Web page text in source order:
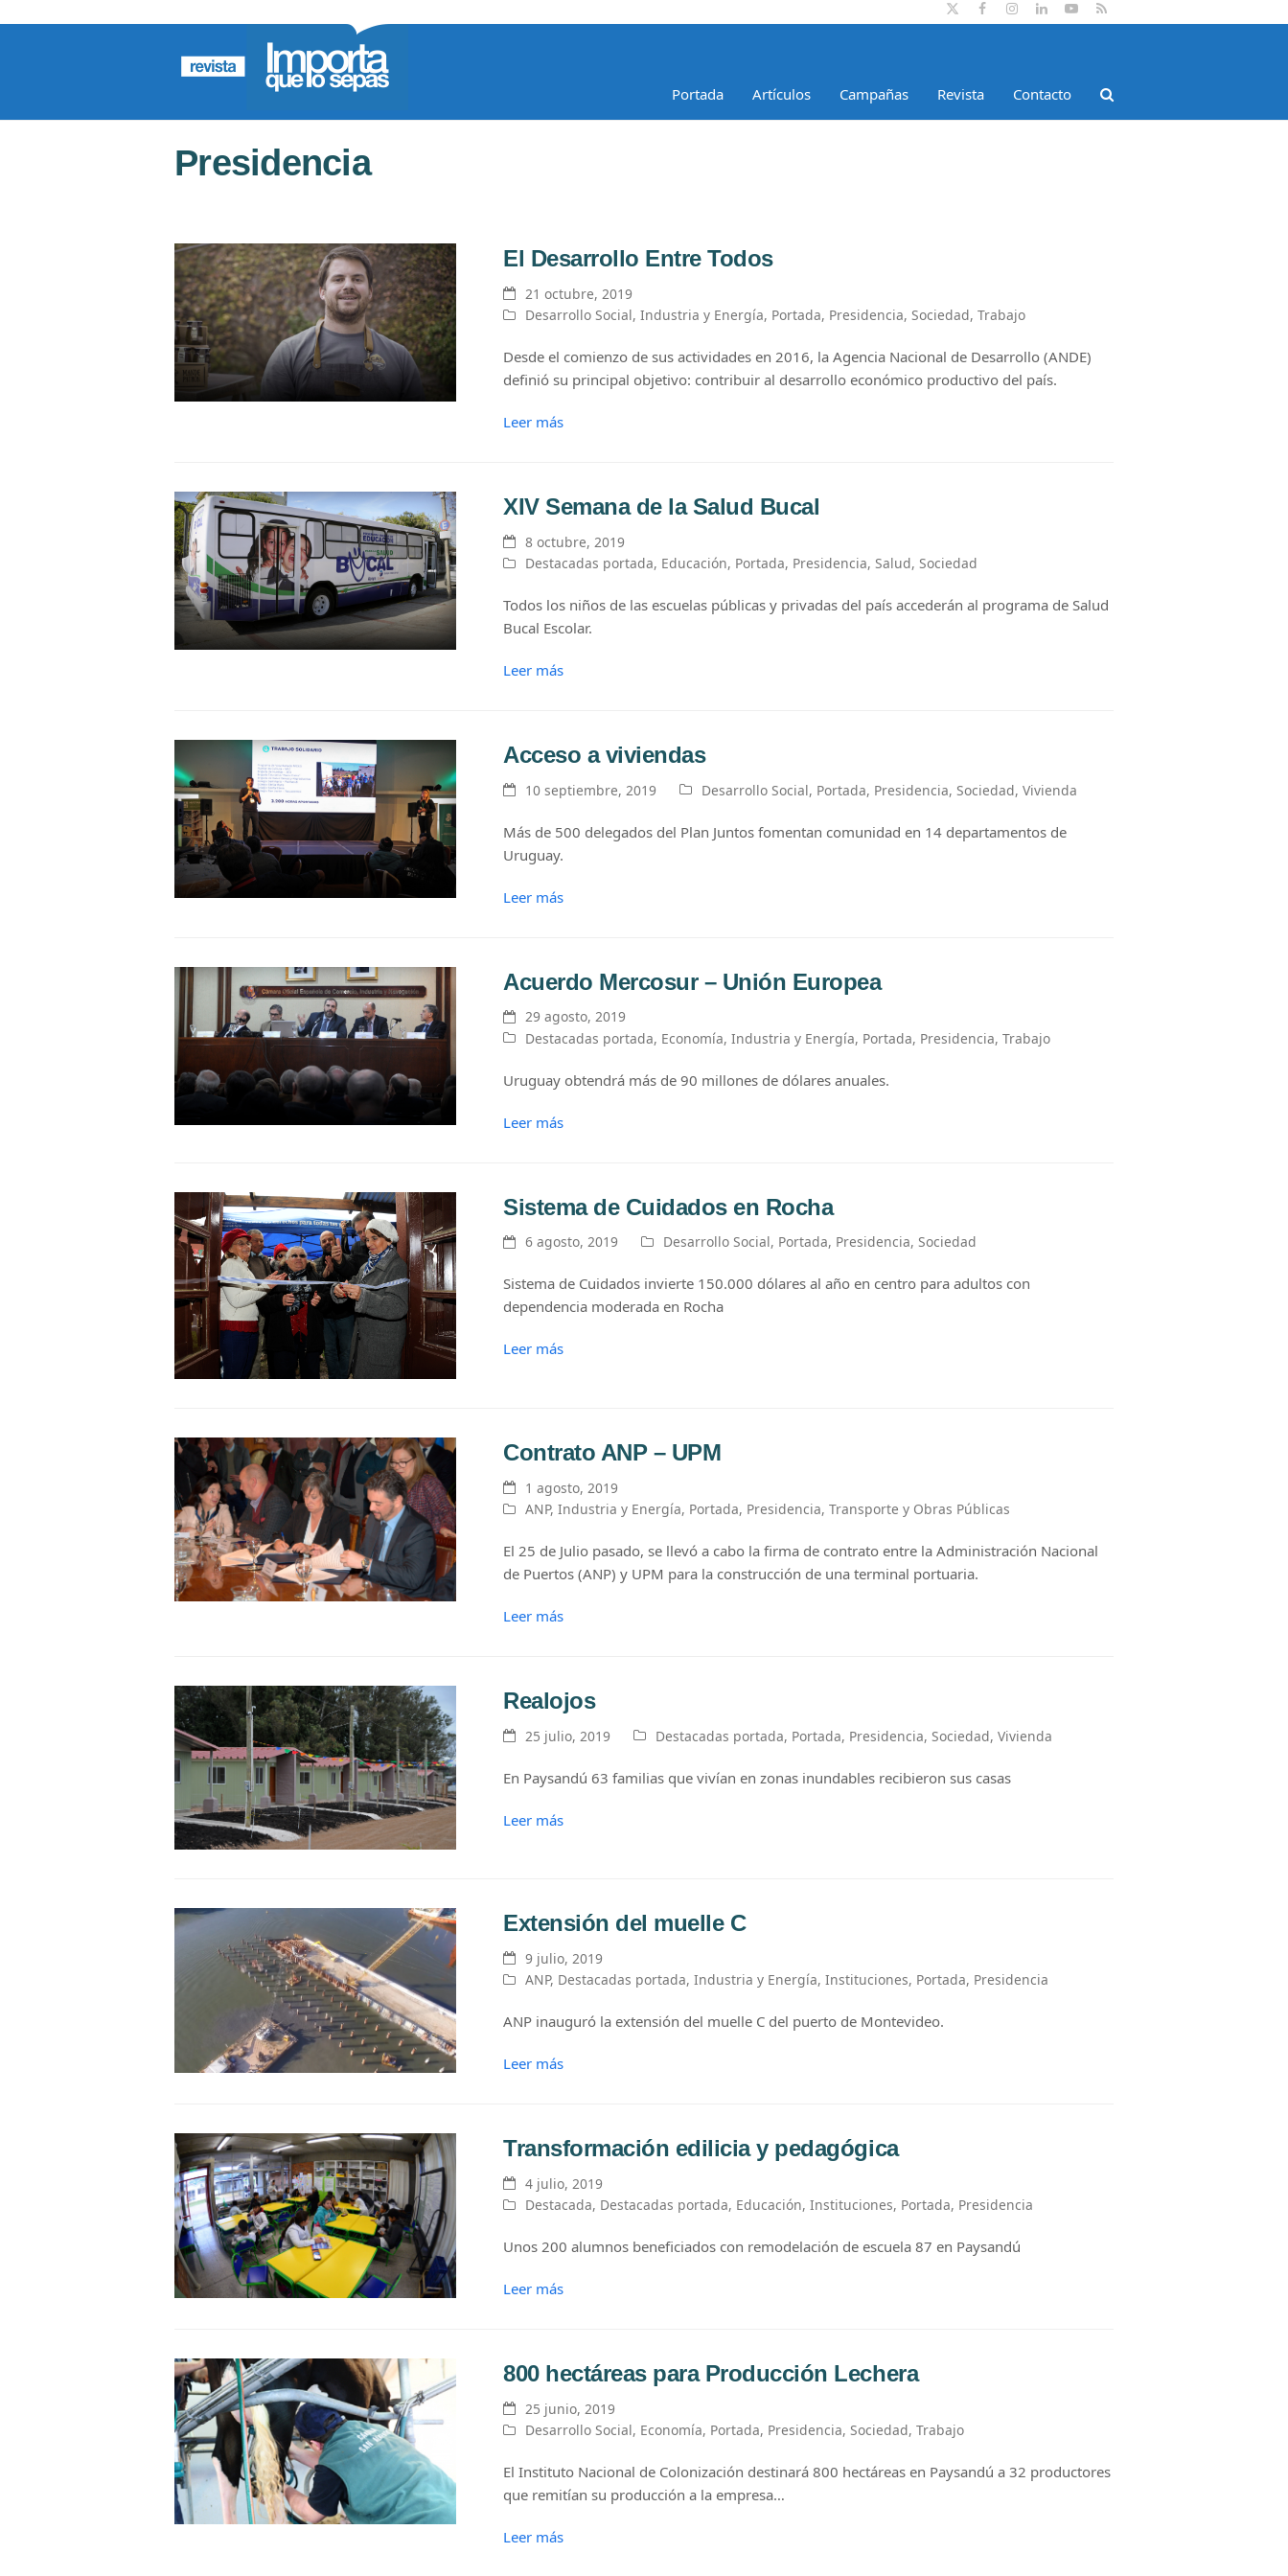
TwitterFacebookInstagram
LinkedIn
YouTube
RSS
Portada Artículos Campañas Revista Contacto
Presidencia
El Desarrollo Entre Todos
21 octubre, 2019
Desarrollo Social, Industria y Energía, Portada, Presidencia, Sociedad, Trabajo
Desde el comienzo de sus actividades en 2016, la Agencia Nacional de Desarrollo (ANDE)
definió su principal objetivo: contribuir al desarrollo económico productivo del país.
Leer más
XIV Semana de la Salud Bucal
8 octubre, 2019
Destacadas portada, Educación, Portada, Presidencia, Salud, Sociedad
Todos los niños de las escuelas públicas y privadas del país accederán al programa de Salud
Bucal Escolar.
Leer más
Acceso a viviendas
10 septiembre, 2019 Desarrollo Social, Portada, Presidencia, Sociedad, Vivienda
Más de 500 delegados del Plan Juntos fomentan comunidad en 14 departamentos de
Uruguay.
Leer más
Acuerdo Mercosur – Unión Europea
29 agosto, 2019
Destacadas portada, Economía, Industria y Energía, Portada, Presidencia, Trabajo
Uruguay obtendrá más de 90 millones de dólares anuales.
Leer más
Sistema de Cuidados en Rocha
6 agosto, 2019 Desarrollo Social, Portada, Presidencia, Sociedad
Sistema de Cuidados invierte 150.000 dólares al año en centro para adultos con
dependencia moderada en Rocha
Leer más
Contrato ANP – UPM
1 agosto, 2019
ANP, Industria y Energía, Portada, Presidencia, Transporte y Obras Públicas
El 25 de Julio pasado, se llevó a cabo la firma de contrato entre la Administración Nacional
de Puertos (ANP) y UPM para la construcción de una terminal portuaria.
Leer más
Realojos
25 julio, 2019 Destacadas portada, Portada, Presidencia, Sociedad, Vivienda
En Paysandú 63 familias que vivían en zonas inundables recibieron sus casas
Leer más
Extensión del muelle C
9 julio, 2019
ANP, Destacadas portada, Industria y Energía, Instituciones, Portada, Presidencia
ANP inauguró la extensión del muelle C del puerto de Montevideo.
Leer más
Transformación edilicia y pedagógica
4 julio, 2019
Destacada, Destacadas portada, Educación, Instituciones, Portada, Presidencia
Unos 200 alumnos beneficiados con remodelación de escuela 87 en Paysandú
Leer más
800 hectáreas para Producción Lechera
25 junio, 2019
Desarrollo Social, Economía, Portada, Presidencia, Sociedad, Trabajo
El Instituto Nacional de Colonización destinará 800 hectáreas en Paysandú a 32 productores
que remitían su producción a la empresa…
Leer más